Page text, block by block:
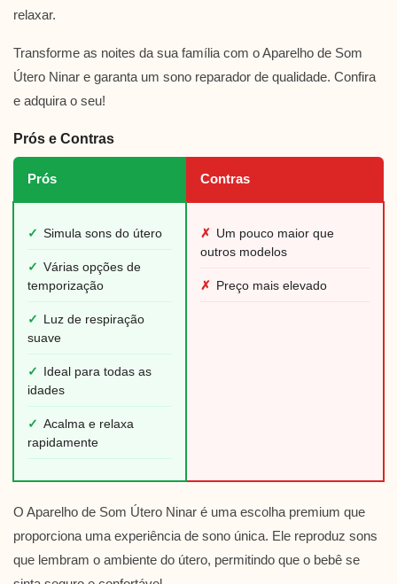
relaxar.
Transforme as noites da sua família com o Aparelho de Som
Útero Ninar e garanta um sono reparador de qualidade. Confira
e adquira o seu!
Prós e Contras
Prós Contras
✓ Simula sons do útero
✓ Várias opções de
temporização
✓
Luz de respiração
suave
✓
Ideal para todas as
idades
✓ Acalma e relaxa
rapidamente
✗ Um pouco maior que
outros modelos
✗ Preço mais elevado
O Aparelho de Som Útero Ninar é uma escolha premium que
proporciona uma experiência de sono única. Ele reproduz sons
que lembram o ambiente do útero, permitindo que o bebê se